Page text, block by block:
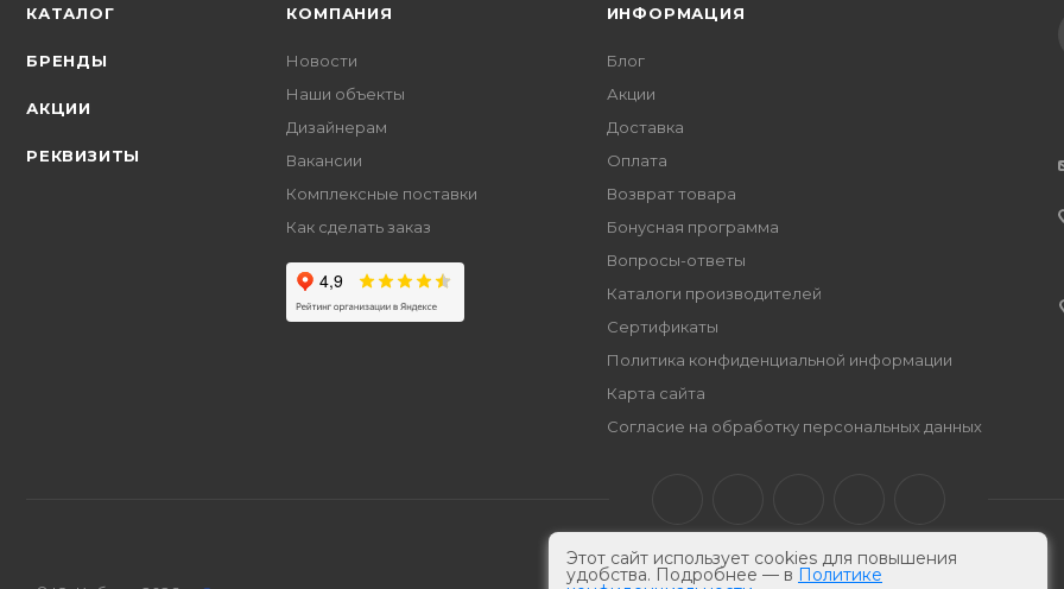
КАТАЛОГ
БРЕНДЫ
АКЦИИ
РЕКВИЗИТЫ
КОМПАНИЯ
Новости
Наши объекты
Дизайнерам
Вакансии
Комплексные поставки
Как сделать заказ
ИНФОРМАЦИЯ
Блог
Акции
Доставка
Оплата
Возврат товара
Бонусная программа
Вопросы-ответы
Каталоги производителей
Сертификаты
Политика конфиденциальной информации
Карта сайта
Согласие на обработку персональных данных
Этот сайт использует cookies для повышения
удобства. Подробнее — в Политике